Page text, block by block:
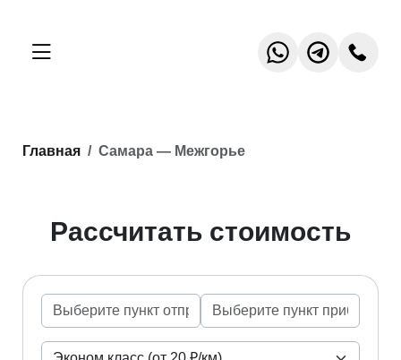
Главная Самара — Межгорье
Рассчитать стоимость